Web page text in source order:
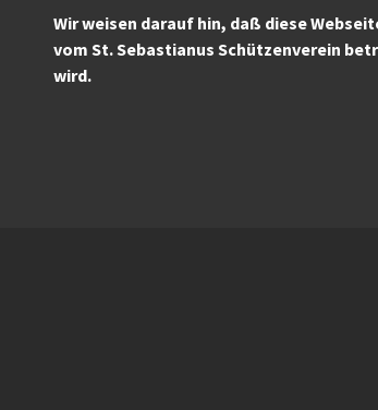
Wir weisen darauf hin, daß diese
vom St. Sebastianus Schützenverein
wird.